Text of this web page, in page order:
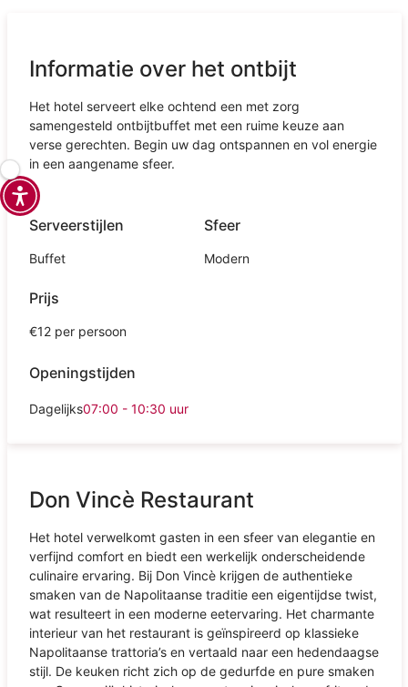
Informatie over het ontbijt
Het hotel serveert elke ochtend een met zorg
samengesteld ontbijtbuffet met een ruime keuze aan
verse gerechten. Begin uw dag ontspannen en vol energie
in een aangename sfeer.
Serveerstijlen
Buffet
Sfeer
Modern
Prijs
€12 per persoon
Openingstijden
Dagelijks07:00 - 10:30 uur
Don Vincè Restaurant
Het hotel verwelkomt gasten in een sfeer van elegantie en
verfijnd comfort en biedt een werkelijk onderscheidende
culinaire ervaring. Bij Don Vincè krijgen de authentieke
smaken van de Napolitaanse traditie een eigentijdse twist,
wat resulteert in een moderne eetervaring. Het charmante
interieur van het restaurant is geïnspireerd op klassieke
Napolitaanse trattoria’s en vertaald naar een hedendaagse
stijl. De keuken richt zich op de gedurfde en pure smaken